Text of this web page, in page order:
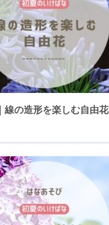
線の造形を楽しむ自由花